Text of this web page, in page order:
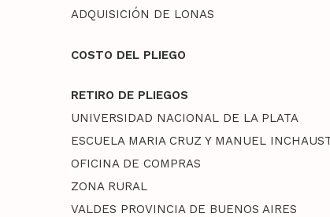
ADQUISICIÓN DE LONAS
COSTO DEL PLIEGO
RETIRO DE PLIEGOS
UNIVERSIDAD NACIONAL DE LA PLATA
ESCUELA MARIA CRUZ Y MANUEL
OFICINA DE COMPRAS
ZONA RURAL
VALDES PROVINCIA DE BUENOS AIRES